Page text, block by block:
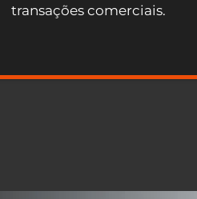
transações comerciais.